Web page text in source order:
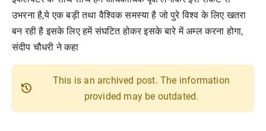
उभरना है,ये एक बड़ी तथा वैश्विक समस्या है जो पुरे विश्व के लिए खतरा
बन रही है इसके लिए हमें संघटित होकर इसके बारे में अम्ल करना होगा,
संदीप चौधरी ने कहा
history
This is an archived post. The information
provided may be outdated.